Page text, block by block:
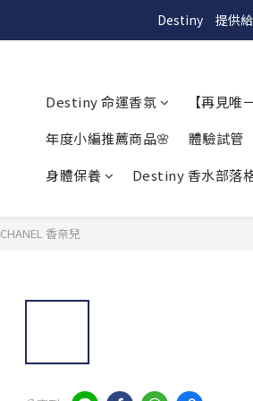
Destiny　提供
Destiny 命運香氛
【再見
年度小編推薦商品🌸
體驗試管
身體保養
Destiny 香水部落
CHANEL 香奈兒